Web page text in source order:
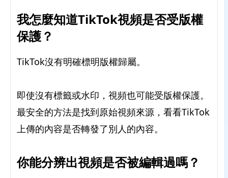
我怎麼知道TikTok視頻是否受版權
保護？
TikTok沒有明確標明版權歸屬。
即使沒有標籤或水印，視頻也可能受版權保護。
最安全的方法是找到原始視頻來源，看看TikTok
上傳的內容是否轉發了別人的內容。
你能分辨出視頻是否被編輯過嗎？